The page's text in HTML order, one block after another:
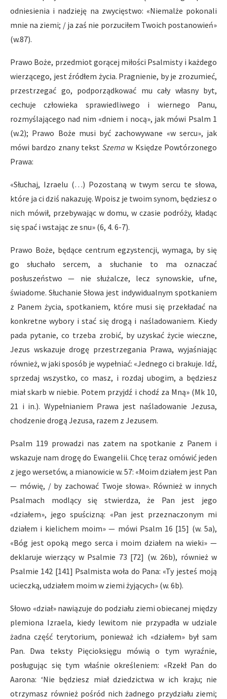
odniesienia i nadzieję na zwycięstwo: «Niemalże pokonali
mnie na ziemi; / ja zaś nie porzuciłem Twoich postanowień»
(w.87).
Prawo Boże, przedmiot gorącej miłości Psalmisty i każdego
wierzącego, jest źródłem życia. Pragnienie, by je zrozumieć,
przestrzegać go, podporządkować mu cały własny byt,
cechuje człowieka sprawiedliwego i wiernego Panu,
rozmyślającego nad nim «dniem i nocą», jak mówi Psalm 1
(w.2); Prawo Boże musi być zachowywane «w sercu», jak
mówi bardzo znany tekst Szema w Księdze Powtórzonego
Prawa:
«Słuchaj, Izraelu (…) Pozostaną w twym sercu te słowa,
które ja ci dziś nakazuję. Wpoisz je twoim synom, będziesz o
nich mówił, przebywając w domu, w czasie podróży, kładąc
się spać i wstając ze snu» (6, 4. 6-7).
Prawo Boże, będące centrum egzystencji, wymaga, by się
go słuchało sercem, a słuchanie to ma oznaczać
posłuszeństwo — nie służalcze, lecz synowskie, ufne,
świadome. Słuchanie Słowa jest indywidualnym spotkaniem
z Panem życia, spotkaniem, które musi się przekładać na
konkretne wybory i stać się drogą i naśladowaniem. Kiedy
pada pytanie, co trzeba zrobić, by uzyskać życie wieczne,
Jezus wskazuje drogę przestrzegania Prawa, wyjaśniając
również, w jaki sposób je wypełniać: «Jednego ci brakuje. Idź,
sprzedaj wszystko, co masz, i rozdaj ubogim, a będziesz
miał skarb w niebie. Potem przyjdź i chodź za Mną» (Mk 10,
21 i in.). Wypełnianiem Prawa jest naśladowanie Jezusa,
chodzenie drogą Jezusa, razem z Jezusem.
Psalm 119 prowadzi nas zatem na spotkanie z Panem i
wskazuje nam drogę do Ewangelii. Chcę teraz omówić jeden
z jego wersetów, a mianowicie w. 57: «Moim działem jest Pan
— mówię, / by zachować Twoje słowa». Również w innych
Psalmach modlący się stwierdza, że Pan jest jego
«działem», jego spuścizną: «Pan jest przeznaczonym mi
działem i kielichem moim» — mówi Psalm 16 [15] (w. 5a),
«Bóg jest opoką mego serca i moim działem na wieki» —
deklaruje wierzący w Psalmie 73 [72] (w. 26b), również w
Psalmie 142 [141] Psalmista woła do Pana: «Ty jesteś moją
ucieczką, udziałem moim w ziemi żyjących» (w. 6b).
Słowo «dział» nawiązuje do podziału ziemi obiecanej między
plemiona Izraela, kiedy lewitom nie przypadła w udziale
żadna część terytorium, ponieważ ich «działem» był sam
Pan. Dwa teksty Pięcioksięgu mówią o tym wyraźnie,
posługując się tym właśnie określeniem: «Rzekł Pan do
Aarona: ‘Nie będziesz miał dziedzictwa w ich kraju; nie
otrzymasz również pośród nich żadnego przydziału ziemi;